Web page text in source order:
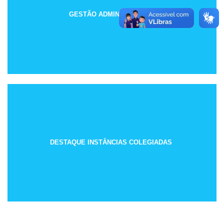
GESTÃO ADMINISTRATIVA
DESTAQUE INSTÂNCIAS COLEGIADAS